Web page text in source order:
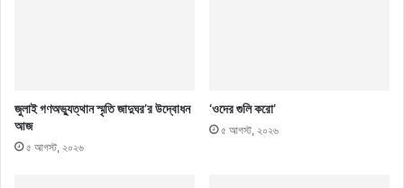
জুলাই গণঅভ্যুত্থান স্মৃতি জাদুঘর’র উদ্বোধন
আজ
৫ আগস্ট, ২০২৬
‘ওদের গুলি করো’
৫ আগস্ট, ২০২৬